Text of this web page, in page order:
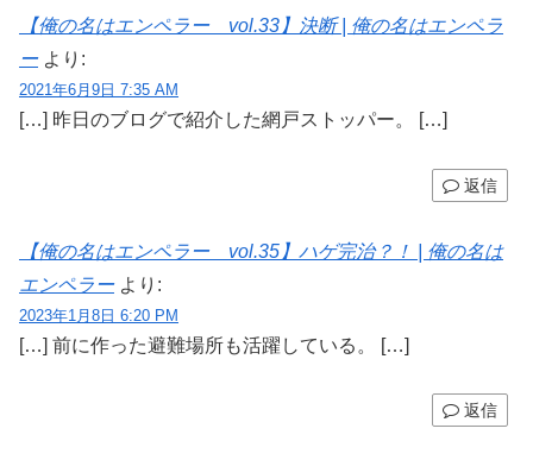
【俺の名はエンペラー vol.33】決断 | 俺の名はエンペラ
ー より:
2021年6月9日 7:35 AM
[…] 昨日のブログで紹介した網戸ストッパー。 […]
返信
【俺の名はエンペラー vol.35】ハゲ完治？！ | 俺の名は
エンペラー より:
2023年1月8日 6:20 PM
[…] 前に作った避難場所も活躍している。 […]
返信